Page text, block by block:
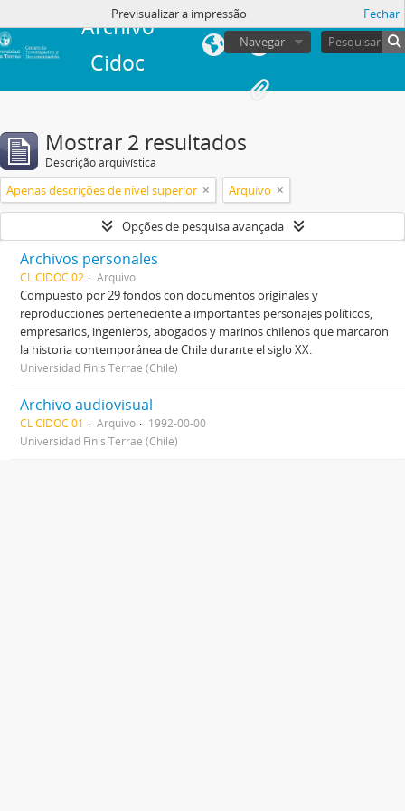
Archivo
Cidoc
Navegar
Previsualizar a impressão Fechar
Mostrar 2 resultados
Descrição arquivística
Apenas descrições de nível superior Arquivo
Opções de pesquisa avançada
Archivos personales
CL CIDOC 02 Arquivo
Compuesto por 29 fondos con documentos originales y
reproducciones perteneciente a importantes personajes políticos,
empresarios, ingenieros, abogados y marinos chilenos que marcaron
la historia contemporánea de Chile durante el siglo XX.
Universidad Finis Terrae (Chile)
Archivo audiovisual
CL CIDOC 01 Arquivo
1992-00-00
Universidad Finis Terrae (Chile)